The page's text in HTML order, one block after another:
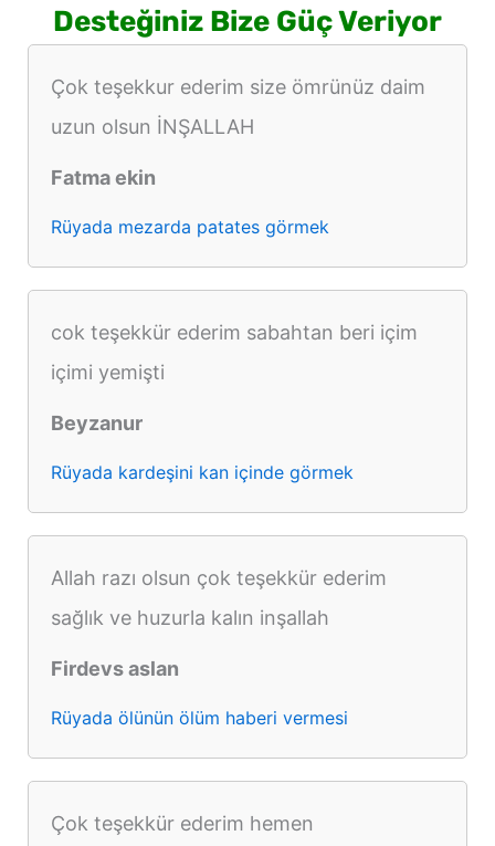
Desteğiniz Bize Güç Veriyor
Çok teşekkur ederim size ömrünüz daim
uzun olsun İNŞALLAH
Fatma ekin
Rüyada mezarda patates görmek
cok teşekkür ederim sabahtan beri içim
içimi yemişti
Beyzanur
Rüyada kardeşini kan içinde görmek
Allah razı olsun çok teşekkür ederim
sağlık ve huzurla kalın inşallah
Firdevs aslan
Rüyada ölünün ölüm haberi vermesi
Çok teşekkür ederim hemen